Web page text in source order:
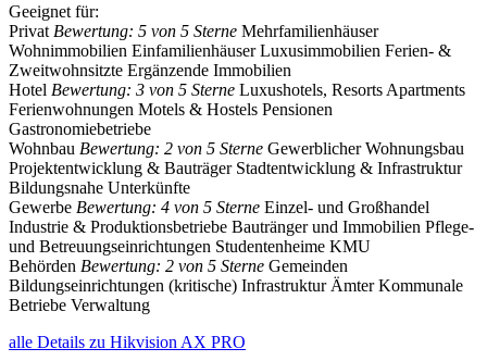
Geeignet für:
Privat Bewertung: 5 von 5 Sterne Mehrfamilienhäuser
Wohnimmobilien Einfamilienhäuser Luxusimmobilien Ferien- &
Zweitwohnsitzte Ergänzende Immobilien
Hotel Bewertung: 3 von 5 Sterne Luxushotels, Resorts Apartments
Ferienwohnungen Motels & Hostels Pensionen
Gastronomiebetriebe
Wohnbau Bewertung: 2 von 5 Sterne Gewerblicher Wohnungsbau
Projektentwicklung & Bauträger Stadtentwicklung & Infrastruktur
Bildungsnahe Unterkünfte
Gewerbe Bewertung: 4 von 5 Sterne Einzel- und Großhandel
Industrie & Produktionsbetriebe Bautränger und Immobilien Pflege-
und Betreuungseinrichtungen Studentenheime KMU
Behörden Bewertung: 2 von 5 Sterne Gemeinden
Bildungseinrichtungen (kritische) Infrastruktur Ämter Kommunale
Betriebe Verwaltung
alle Details zu Hikvision AX PRO